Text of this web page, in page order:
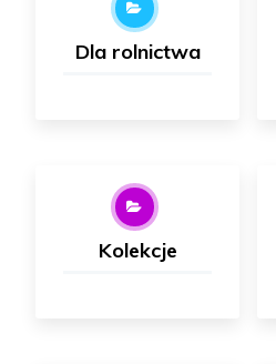
Dla rolnictwa
Kolekcje